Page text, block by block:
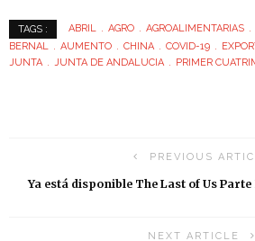
TAGS : ABRIL AGRO AGROALIMENTARIAS
BERNAL
AUMENTO CHINA COVID-19
JUNTA
JUNTA DE ANDALUCIA PRIMER
PREVIOUS
Ya está disponible The Last of Us
NEXT ARTICLE